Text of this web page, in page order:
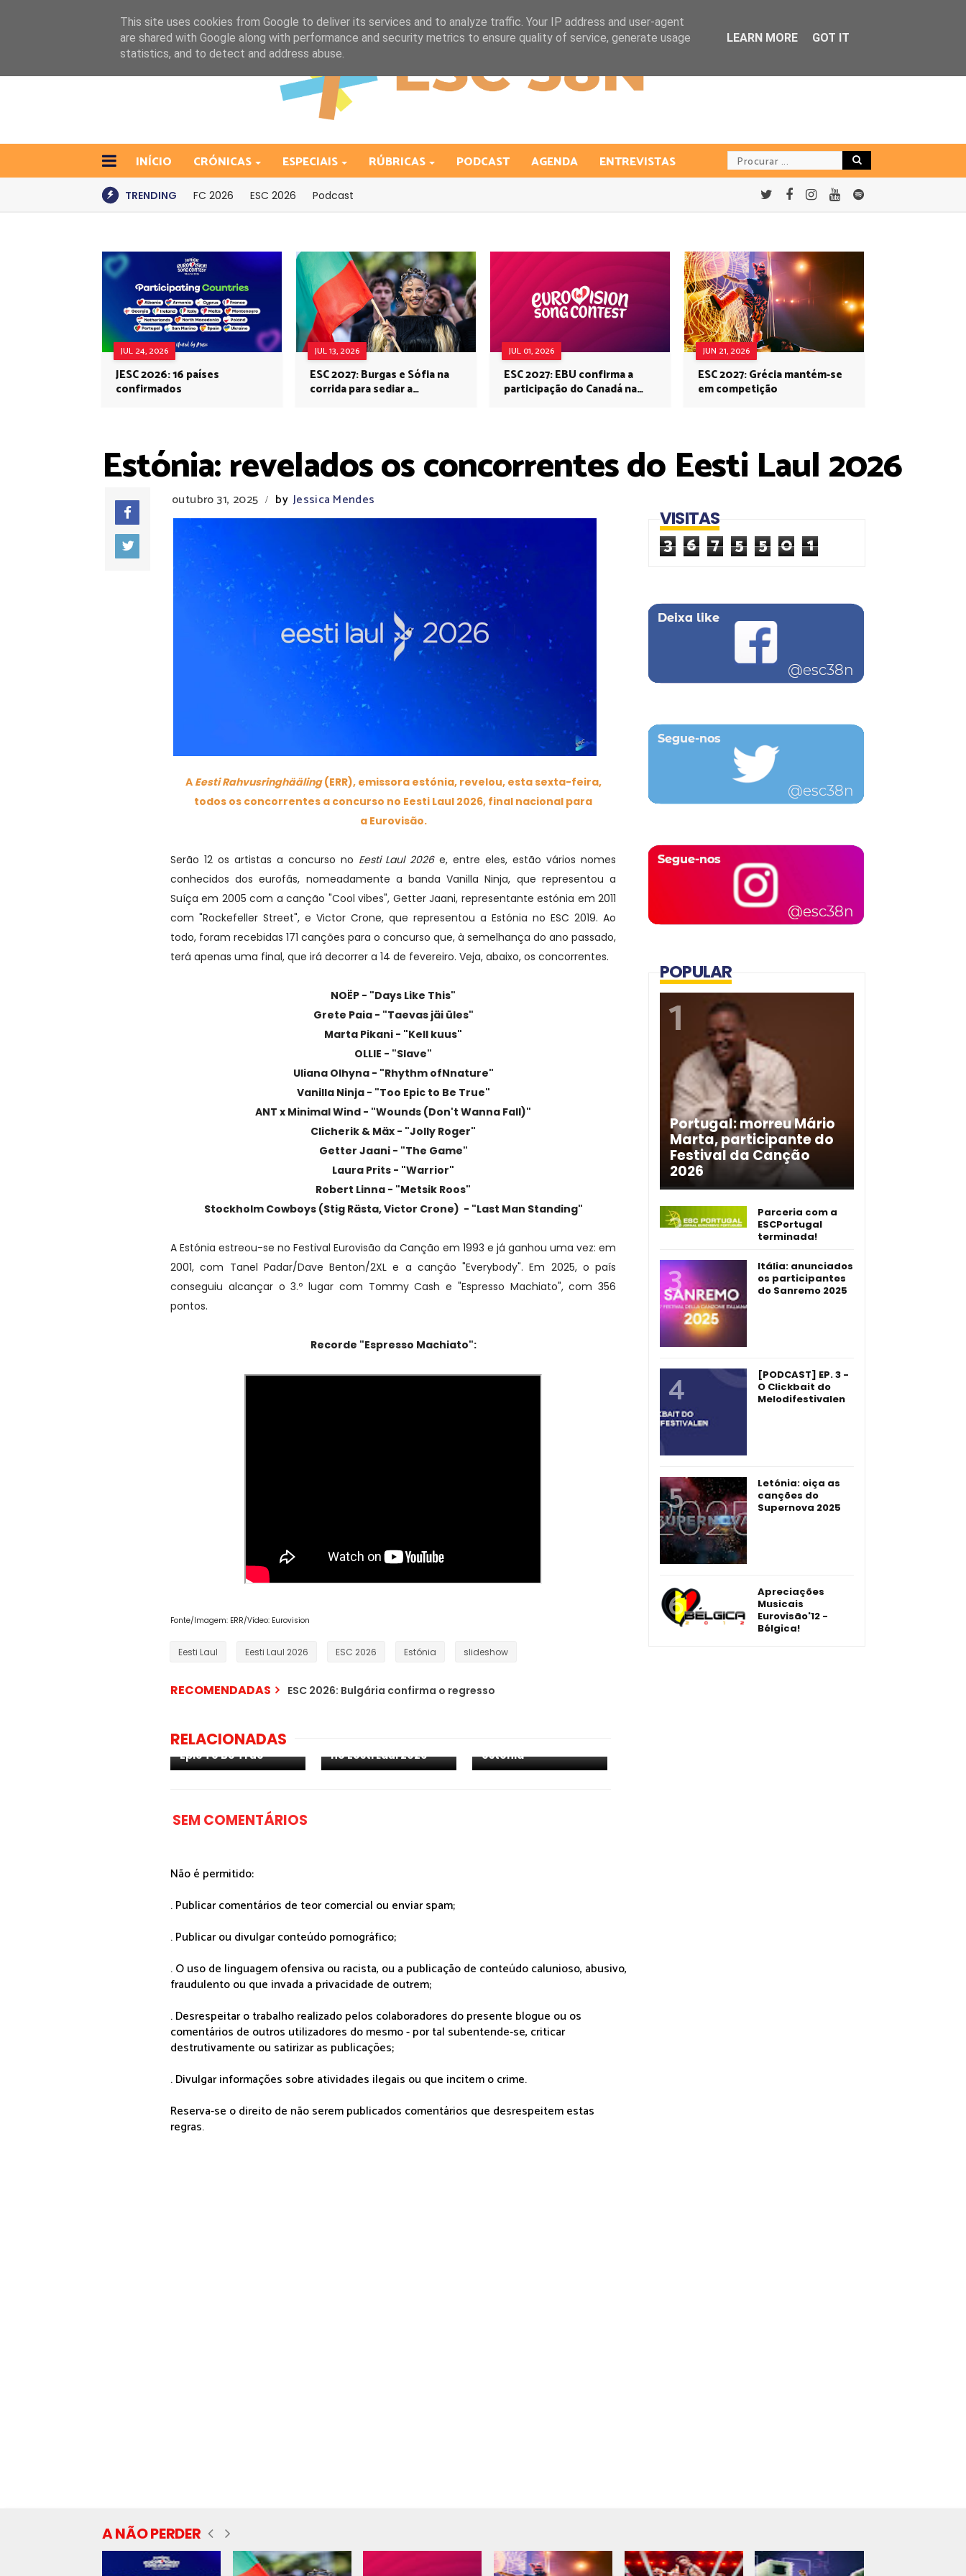
INÍCIO CRÓNICAS ESPECIAIS RÚBRICAS PODCAST AGENDA ENTREVISTAS
TRENDING FC 2026 ESC 2026 Podcast
JUL 24, 2026
JESC 2026: 16 países
confirmados
JUL 13, 2026
ESC 2027: Burgas e Sófia na
corrida para sediar a
JUL 01, 2026
ESC 2027: EBU confirma a
participação do Canadá na
JUN 21, 2026
ESC 2027: Grécia mantém-se
em competição
Estónia: revelados os concorrentes do Eesti Laul 2026
outubro 31, 2025 / by Jessica Mendes
A Eesti Rahvusringhääling(ERR), emissora estónia, revelou, esta sexta-feira,
todos os concorrentes a concurso no Eesti Laul 2026, final nacional para
a Eurovisão.
Serão 12 os artistas a concurso no Eesti Laul 2026e, entre eles, estão vários nomes
conhecidos dos eurofãs, nomeadamente a banda Vanilla Ninja, que representou a
Suíça em 2005 com a canção "Cool vibes", Getter Jaani, representante estónia em 2011
com "Rockefeller Street", e Victor Crone, que representou a Estónia no ESC 2019. Ao
todo, foram recebidas 171 canções para o concurso que, à semelhança do ano passado,
terá apenas uma final, que irá decorrer a 14 de fevereiro. Veja, abaixo, os concorrentes.
NOËP - "Days Like This"
Grete Paia - "Taevas jäi üles"
Marta Pikani - "Kell kuus"
OLLIE - "Slave"
Uliana Olhyna - "Rhythm ofNnature"
Vanilla Ninja - "Too Epic to Be True"
ANT x Minimal Wind - "Wounds (Don't Wanna Fall)"
Clicherik & Mäx - "Jolly Roger"
Getter Jaani - "The Game"
Laura Prits - "Warrior"
Robert Linna - "Metsik Roos"
Stockholm Cowboys (Stig Rästa, Victor Crone) - "Last Man Standing"
A Estónia estreou-se no Festival Eurovisão da Canção em 1993 e já ganhou uma vez: em
2001, com Tanel Padar/Dave Benton/2XL e a canção "Everybody". Em 2025, o país
conseguiu alcançar o 3.º lugar com Tommy Cash e "Espresso Machiato", com 356
pontos.
Recorde "Espresso Machiato":
Fonte/Imagem: ERR/Vídeo: Eurovision
Eesti Laul Eesti Laul 2026 ESC 2026 Estónia slideshow
RECOMENDADAS ESC 2026: Bulgária confirma o regresso
RELACIONADAS
Eesti Laul com "Too
Epic To Be True"
no Eesti Laul 2026
estónia
SEM COMENTÁRIOS
Não é permitido:
. Publicar comentários de teor comercial ou enviar spam;
. Publicar ou divulgar conteúdo pornográfico;
. O uso de linguagem ofensiva ou racista, ou a publicação de conteúdo calunioso, abusivo,
fraudulento ou que invada a privacidade de outrem;
. Desrespeitar o trabalho realizado pelos colaboradores do presente blogue ou os
comentários de outros utilizadores do mesmo - por tal subentende-se, criticar
destrutivamente ou satirizar as publicações;
. Divulgar informações sobre atividades ilegais ou que incitem o crime.
Reserva-se o direito de não serem publicados comentários que desrespeitem estas
regras.
VISITAS
3 6 7 5 5 0 1
POPULAR
Portugal: morreu Mário
Marta, participante do
Festival da Canção
2026
Parceria com a
ESCPortugal
terminada!
Itália: anunciados
os participantes
do Sanremo 2025
[PODCAST] EP. 3 -
O Clickbait do
Melodifestivalen
Letónia: oiça as
canções do
Supernova 2025
Apreciações
Musicais
Eurovisão'12 -
Bélgica!
A NÃO PERDER
This site uses cookies from Google to deliver its services and to analyze traffic. Your IP address and user-agent
are shared with Google along with performance and security metrics to ensure quality of service, generate usage
statistics, and to detect and address abuse.
LEARN MORE GOT IT